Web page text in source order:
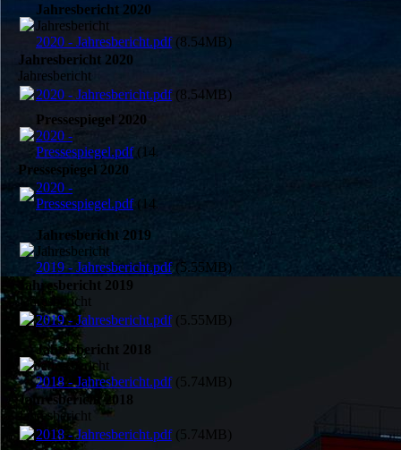
Jahresbericht 2020
Jahresbericht
2020 - Jahresbericht.pdf(8.54MB)
Jahresbericht 2020
Jahresbericht
2020 - Jahresbericht.pdf(8.54MB)
Pressespiegel 2020
2020 -
Pressespiegel.pdf(14.46MB)
Pressespiegel 2020
2020 -
Pressespiegel.pdf(14.46MB)
Jahresbericht 2019
Jahresbericht
2019 - Jahresbericht.pdf(5.55MB)
Jahresbericht 2019
Jahresbericht
2019 - Jahresbericht.pdf(5.55MB)
Jahresbericht 2018
Jahresbericht
2018 - Jahresbericht.pdf(5.74MB)
Jahresbericht 2018
Jahresbericht
2018 - Jahresbericht.pdf(5.74MB)